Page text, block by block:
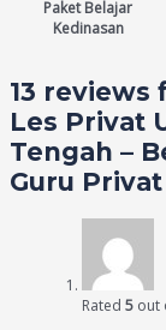
Paket Belajar
Kedinasan
13 reviews
Les Privat
Tengah –
Guru
Rated 5 out